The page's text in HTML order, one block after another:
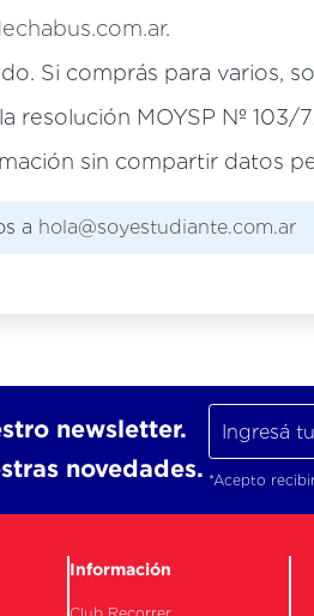
.
Si comprás para varios,
resolución MOYSP Nº 103/
sin compartir datos
a hola@soyestudiante.com.ar
newsletter.
novedades. *Acepto
Información